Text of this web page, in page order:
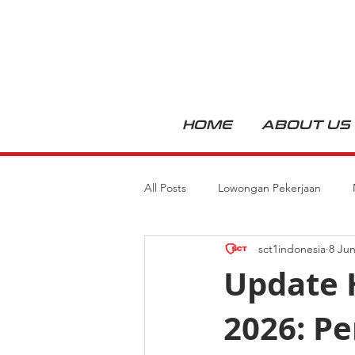
HOME ABOUT US
All Posts Lowongan Pekerjaan
Update
2026:
sct1indonesia 8 Jun